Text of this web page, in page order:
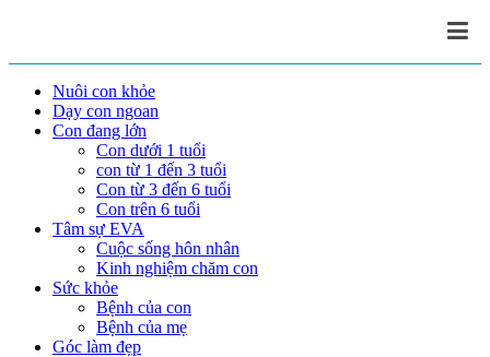
Nuôi con khỏe
Dạy con ngoan
Con đang lớn
Con dưới 1 tuổi
con từ 1 đến 3 tuổi
Con từ 3 đến 6 tuổi
Con trên 6 tuổi
Tâm sự EVA
Cuộc sống hôn nhân
Kinh nghiệm chăm con
Sức khỏe
Bệnh của con
Bệnh của mẹ
Góc làm đẹp